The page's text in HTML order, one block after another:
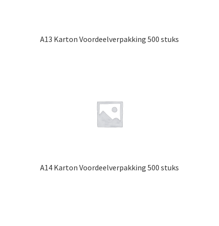
A13 Karton Voordeelverpakking 500 stuks
A14 Karton Voordeelverpakking 500 stuks